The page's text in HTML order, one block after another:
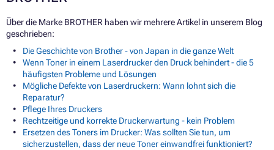
Über die Marke BROTHER haben wir mehrere Artikel in unserem Blog
geschrieben:
Die Geschichte von Brother - von Japan in die ganze Welt
Wenn Toner in einem Laserdrucker den Druck behindert - die 5
häufigsten Probleme und Lösungen
Mögliche Defekte von Laserdruckern: Wann lohnt sich die
Reparatur?
Pflege Ihres Druckers
Rechtzeitige und korrekte Druckerwartung - kein Problem
Ersetzen des Toners im Drucker: Was sollten Sie tun, um
sicherzustellen, dass der neue Toner einwandfrei funktioniert?